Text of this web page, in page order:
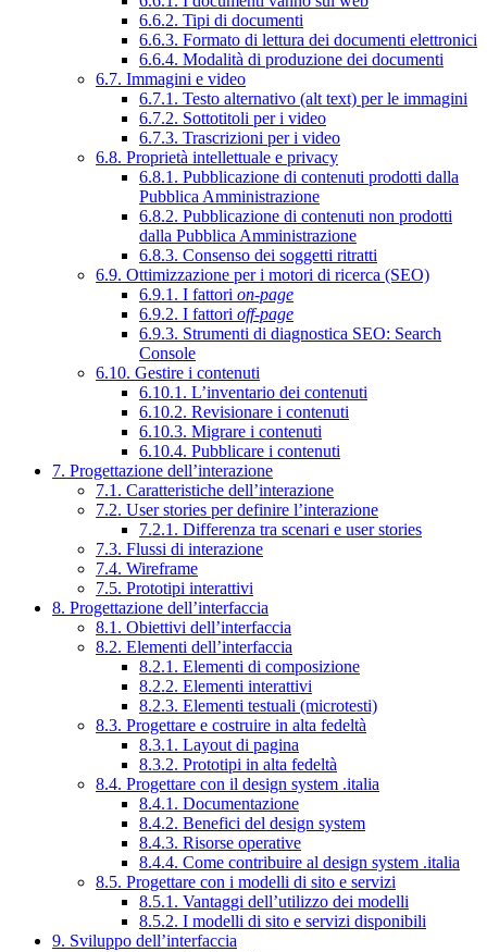
6.6.2. Tipi di documenti
6.6.3. Formato di lettura dei documenti elettronici
6.6.4. Modalità di produzione dei documenti
6.7. Immagini e video
6.7.1. Testo alternativo (alt text) per le immagini
6.7.2. Sottotitoli per i video
6.7.3. Trascrizioni per i video
6.8. Proprietà intellettuale e privacy
6.8.1. Pubblicazione di contenuti prodotti dalla
Pubblica Amministrazione
6.8.2. Pubblicazione di contenuti non prodotti
dalla Pubblica Amministrazione
6.8.3. Consenso dei soggetti ritratti
6.9. Ottimizzazione per i motori di ricerca (SEO)
6.9.1. I fattori on-page
6.9.2. I fattori off-page
6.9.3. Strumenti di diagnostica SEO: Search
Console
6.10. Gestire i contenuti
6.10.1. L’inventario dei contenuti
6.10.2. Revisionare i contenuti
6.10.3. Migrare i contenuti
6.10.4. Pubblicare i contenuti
7. Progettazione dell’interazione
7.1. Caratteristiche dell’interazione
7.2. User stories per definire l’interazione
7.2.1. Differenza tra scenari e user stories
7.3. Flussi di interazione
7.4. Wireframe
7.5. Prototipi interattivi
8. Progettazione dell’interfaccia
8.1. Obiettivi dell’interfaccia
8.2. Elementi dell’interfaccia
8.2.1. Elementi di composizione
8.2.2. Elementi interattivi
8.2.3. Elementi testuali (microtesti)
8.3. Progettare e costruire in alta fedeltà
8.3.1. Layout di pagina
8.3.2. Prototipi in alta fedeltà
8.4. Progettare con il design system .italia
8.4.1. Documentazione
8.4.2. Benefici del design system
8.4.3. Risorse operative
8.4.4. Come contribuire al design system .italia
8.5. Progettare con i modelli di sito e servizi
8.5.1. Vantaggi dell’utilizzo dei modelli
8.5.2. I modelli di sito e servizi disponibili
9. Sviluppo dell’interfaccia